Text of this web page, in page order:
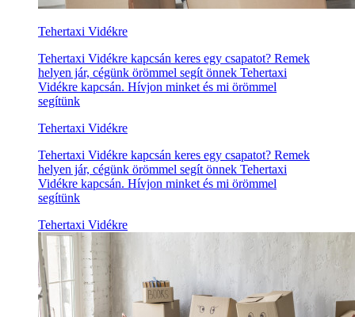
Tehertaxi Vidékre
Tehertaxi Vidékre kapcsán keres egy csapatot? Remek
helyen jár, cégünk örömmel segít önnek Tehertaxi
Vidékre kapcsán. Hívjon minket és mi örömmel
segítünk
Tehertaxi Vidékre
Tehertaxi Vidékre kapcsán keres egy csapatot? Remek
helyen jár, cégünk örömmel segít önnek Tehertaxi
Vidékre kapcsán. Hívjon minket és mi örömmel
segítünk
Tehertaxi Vidékre